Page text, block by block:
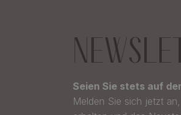
Seien Sie stets auf
Melden Sie sich jetzt